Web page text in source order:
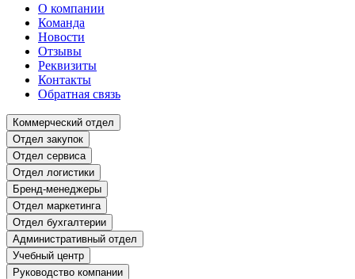
О компании
Команда
Новости
Отзывы
Реквизиты
Контакты
Обратная связь
Коммерческий отдел
Отдел закупок
Отдел сервиса
Отдел логистики
Бренд-менеджеры
Отдел маркетинга
Отдел бухгалтерии
Административный отдел
Учебный центр
Руководство компании